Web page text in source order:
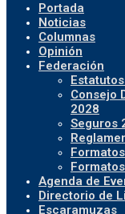
Portada
Noticias
Columnas
Opinión
Federación
Consejo
2028
Seguros
Formatos
Agenda de
Directorio de
Escaramuzas